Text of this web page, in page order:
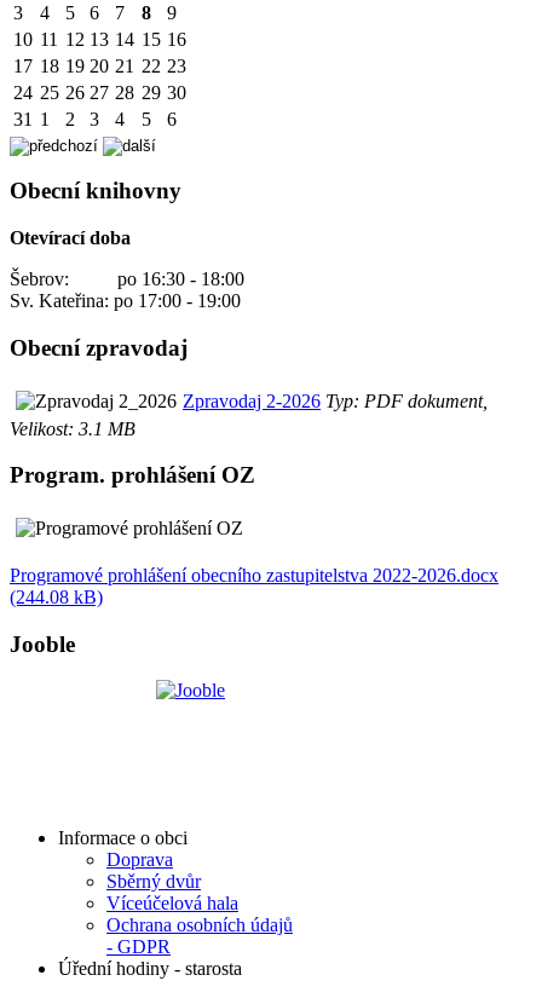
3 4 5 6 7 8
9
10 11 12 13 14 15 16
17 18 19 20 21 22 23
24 25 26 27 28 29 30
31 1 2 3 4 5 6
Obecní knihovny
Otevírací doba
Šebrov: po 16:30 - 18:00
Sv. Kateřina: po 17:00 - 19:00
Obecní zpravodaj
Zpravodaj 2-2026 Typ: PDF dokument,
Velikost: 3.1 MB
Program. prohlášení OZ
Programové prohlášení obecního zastupitelstva 2022-2026.docx
(244.08 kB)
Jooble
Informace o obci
Doprava
Sběrný dvůr
Víceúčelová hala
Ochrana osobních údajů
- GDPR
Úřední hodiny - starosta